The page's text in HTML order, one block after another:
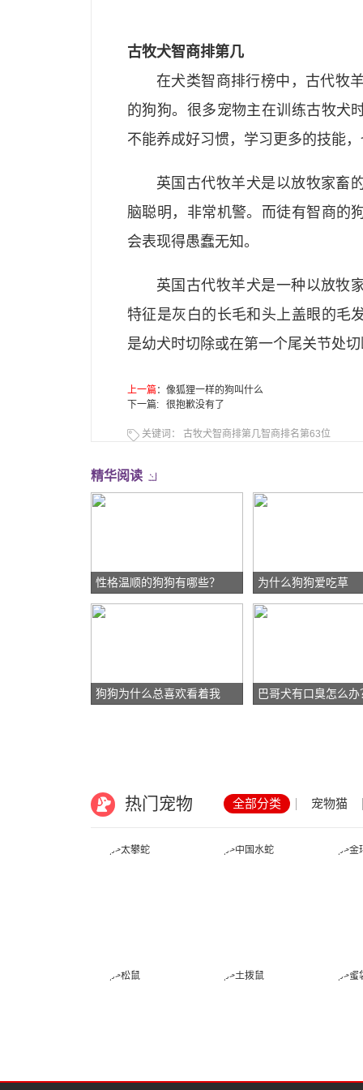
古牧犬智商排第几
在犬类智商排行榜中，古代牧
的狗狗。很多宠物主在训练古牧犬
不能养成好习惯，学习更多的技能
英国古代牧羊犬是以放牧家畜
脑聪明，非常机警。而徒有智商的
会表现得愚蠢无知。
英国古代牧羊犬是一种以放牧
特征是灰白的长毛和头上盖眼的毛
是幼犬时切除或在第一个尾关节处
上一篇 ： 像狐狸一样的狗叫什么
下一篇: 很抱歉没有了
关键词： 古牧犬智商排第几智商排名第63位
精华阅读
性格温顺的狗狗有哪些？ 为什么狗狗爱吃草
狗狗为什么总喜欢看着我
热门宠物 全部分类 宠物猫